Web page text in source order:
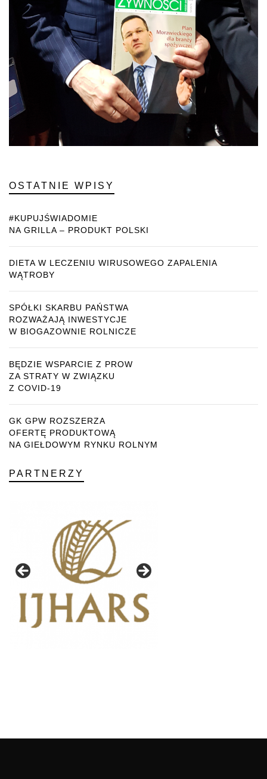
OSTATNIE WPISY
#KUPUJŚWIADOMIE
NA GRILLA – PRODUKT POLSKI
DIETA W LECZENIU WIRUSOWEGO ZAPALENIA
WĄTROBY
SPÓŁKI SKARBU PAŃSTWA
ROZWAŻAJĄ INWESTYCJE
W BIOGAZOWNIE ROLNICZE
BĘDZIE WSPARCIE Z PROW
ZA STRATY W ZWIĄZKU
Z COVID-19
GK GPW ROZSZERZA
OFERTĘ PRODUKTOWĄ
NA GIEŁDOWYM RYNKU ROLNYM
PARTNERZY